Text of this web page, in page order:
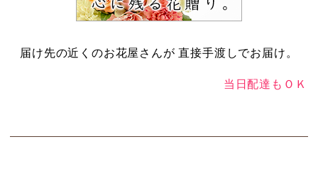
届け先の近くのお花屋さんが 直接手渡しでお届け。
当日配達もＯＫ